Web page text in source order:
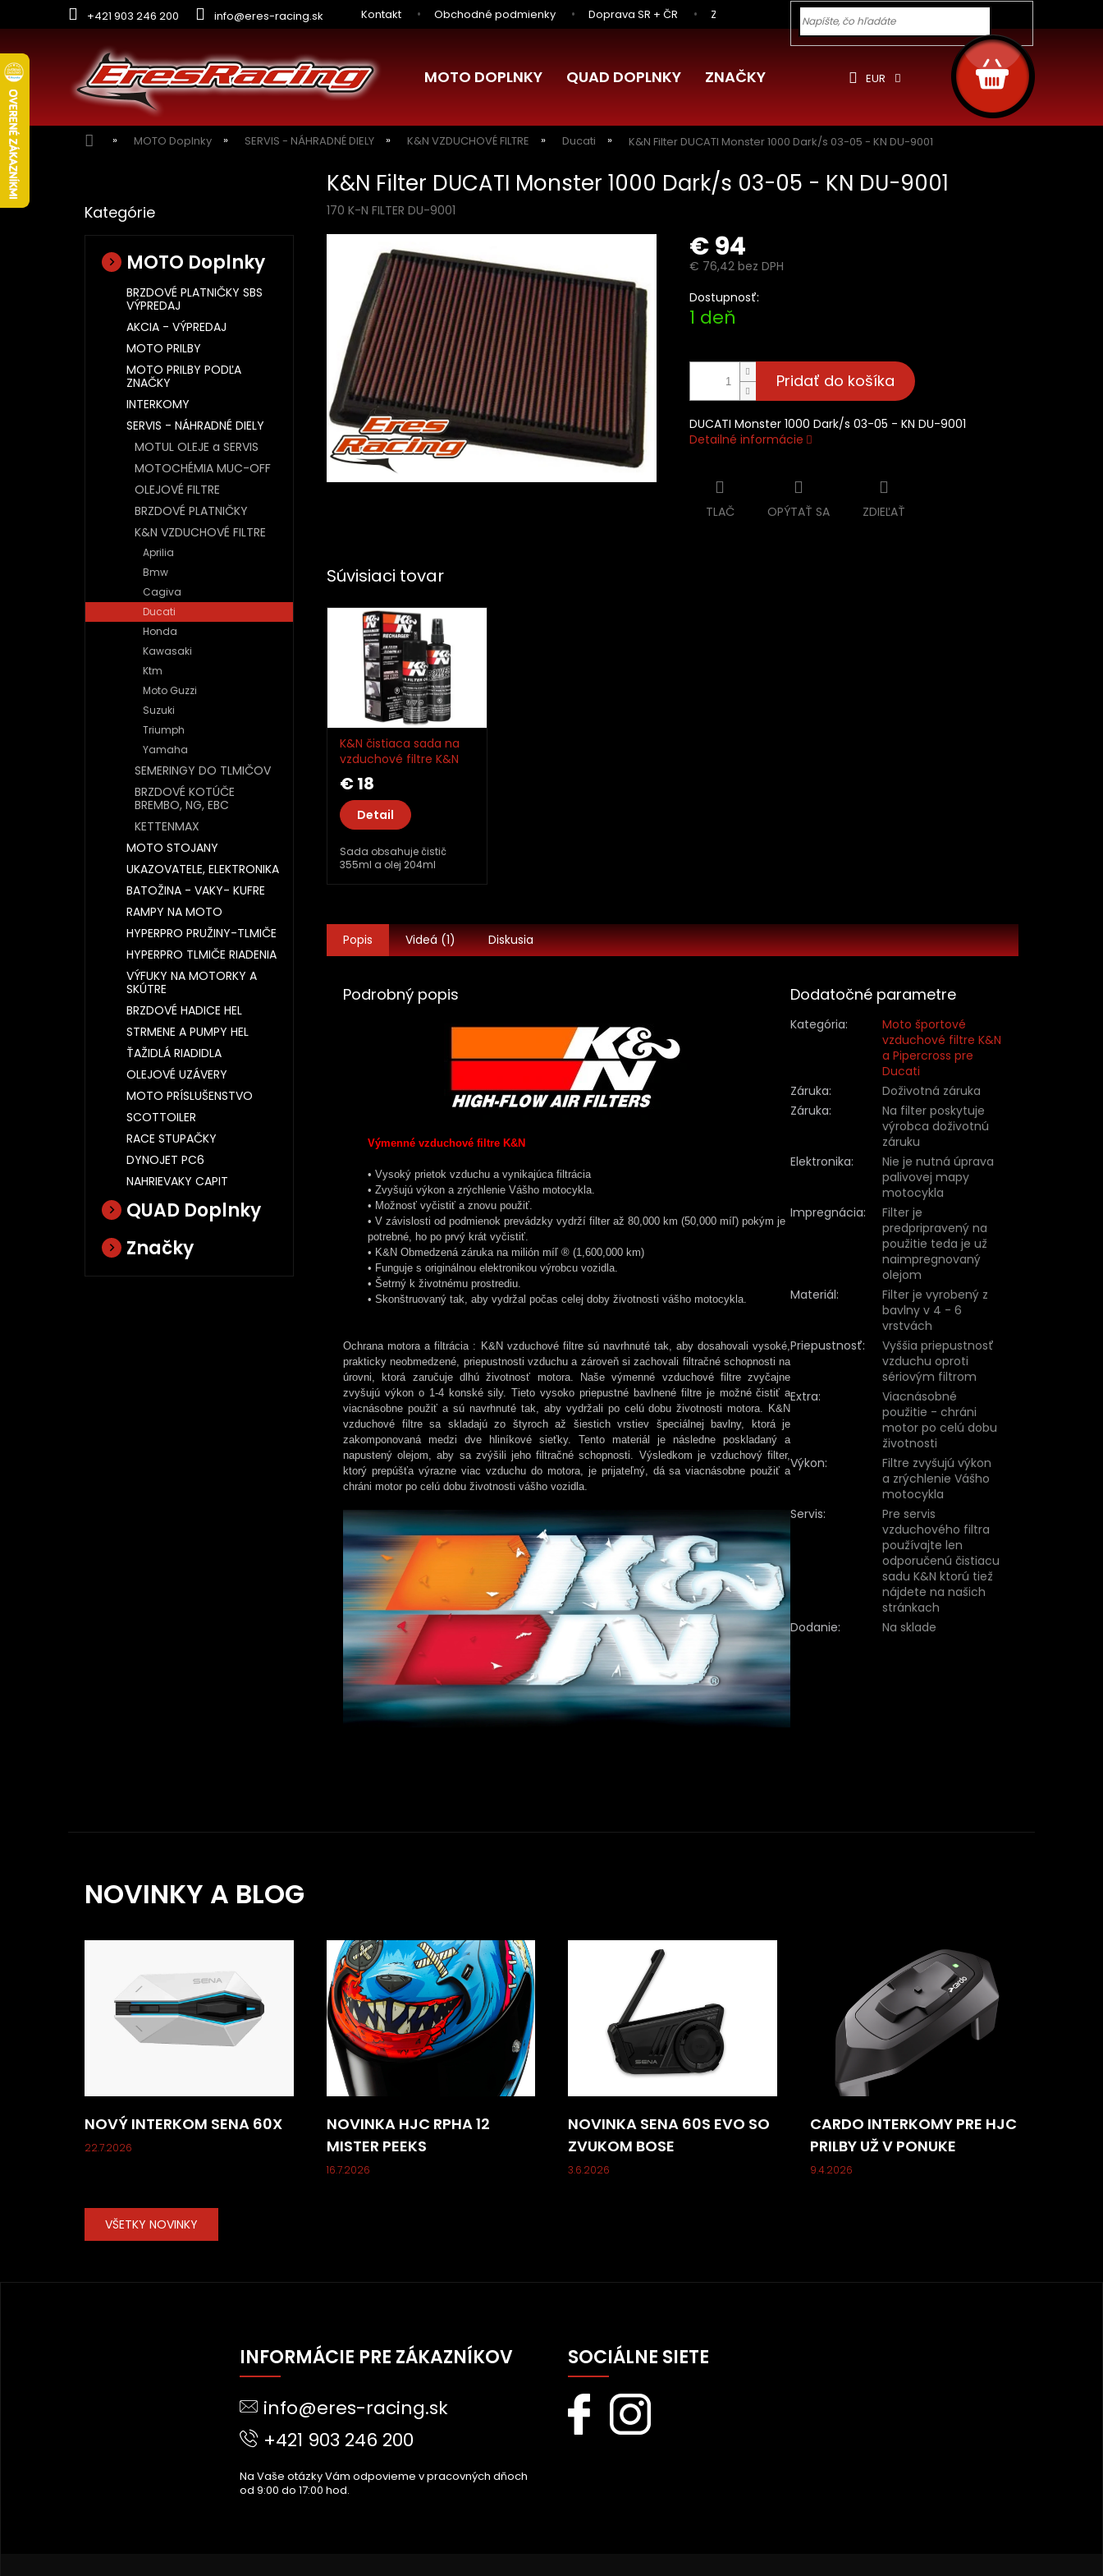
+421 903 246 200 info@eres-racing.sk Kontakt Obchodné podmienky Doprava SR + ČR Zľavy pre Vás Ochrana osobných údajov
EUR
NÁKUPNÝ
KOŠÍK
MOTO DOPLNKY QUAD DOPLNKY ZNAČKY
DomovMOTO Doplnky SERVIS - NÁHRADNÉ DIELY K&N VZDUCHOVÉ FILTRE Ducati K&N Filter DUCATI Monster 1000 Dark/s 03-05 - KN DU-9001
kategórie
Kategórie
MOTO Doplnky
BRZDOVÉ PLATNIČKY SBS
VÝPREDAJ
AKCIA - VÝPREDAJ
MOTO PRILBY
MOTO PRILBY PODĽA
ZNAČKY
INTERKOMY
SERVIS - NÁHRADNÉ DIELY
MOTUL OLEJE a SERVIS
MOTOCHÉMIA MUC-OFF
OLEJOVÉ FILTRE
BRZDOVÉ PLATNIČKY
K&N VZDUCHOVÉ FILTRE
Aprilia
Bmw
Cagiva
Ducati
Honda
Kawasaki
Ktm
Moto Guzzi
Suzuki
Triumph
Yamaha
SEMERINGY DO TLMIČOV
BRZDOVÉ KOTÚČE
BREMBO, NG, EBC
KETTENMAX
MOTO STOJANY
UKAZOVATELE, ELEKTRONIKA
BATOŽINA - VAKY- KUFRE
RAMPY NA MOTO
HYPERPRO PRUŽINY-TLMIČE
HYPERPRO TLMIČE RIADENIA
VÝFUKY NA MOTORKY A
SKÚTRE
BRZDOVÉ HADICE HEL
STRMENE A PUMPY HEL
ŤAŽIDLÁ RIADIDLA
OLEJOVÉ UZÁVERY
MOTO PRÍSLUŠENSTVO
SCOTTOILER
RACE STUPAČKY
DYNOJET PC6
NAHRIEVAKY CAPIT
QUAD Doplnky
Značky
K&N Filter DUCATI Monster 1000 Dark/s 03-05 - KN DU-9001
170 K-N FILTER DU-9001
€ 94
€ 76,42 bez DPH
Jednotková
cena:
Dostupnosť:
1 deň
Pridať do košíka
DUCATI Monster 1000 Dark/s 03-05 - KN DU-9001
Detailné informácie
TLAČ OPÝTAŤ SA ZDIEĽAŤ
Súvisiaci tovar
K&N čistiaca sada na
vzduchové filtre K&N
čistič, olej
€ 18
Detail
Sada obsahuje čistič
355ml a olej 204ml
Popis Videá (1) Diskusia
Podrobný popis
Výmenné vzduchové filtre K&N
• Vysoký prietok vzduchu a vynikajúca filtrácia
• Zvyšujú výkon a zrýchlenie Vášho motocykla.
• Možnosť vyčistiť a znovu použiť.
• V závislosti od podmienok prevádzky vydrží filter až 80,000 km (50,000 míľ) pokým je
potrebné, ho po prvý krát vyčistiť.
• K&N Obmedzená záruka na milión míľ ® (1,600,000 km)
• Funguje s originálnou elektronikou výrobcu vozidla.
• Šetrný k životnému prostrediu.
• Skonštruovaný tak, aby vydržal počas celej doby životnosti vášho motocykla.
Ochrana motora a filtrácia : K&N vzduchové filtre sú navrhnuté tak, aby dosahovali vysoké,
prakticky neobmedzené, priepustnosti vzduchu a zároveň si zachovali filtračné schopnosti na
úrovni, ktorá zaručuje dlhú životnosť motora. Naše výmenné vzduchové filtre zvyčajne
zvyšujú výkon o 1-4 konské sily. Tieto vysoko priepustné bavlnené filtre je možné čistiť a
viacnásobne použiť a sú navrhnuté tak, aby vydržali po celú dobu životnosti motora. K&N
vzduchové filtre sa skladajú zo štyroch až šiestich vrstiev špeciálnej bavlny, ktorá je
zakomponovaná medzi dve hliníkové sieťky. Tento materiál je následne poskladaný a
napustený olejom, aby sa zvýšili jeho filtračné schopnosti. Výsledkom je vzduchový filter,
ktorý prepúšťa výrazne viac vzduchu do motora, je prijateľný, dá sa viacnásobne použiť a
chráni motor po celú dobu životnosti vášho vozidla.
Dodatočné parametre
Kategória:
Moto športové
vzduchové filtre K&N
a Pipercross pre
Ducati
Záruka:
Doživotná záruka
Záruka:
Na filter poskytuje
výrobca doživotnú
záruku
Elektronika:
Nie je nutná úprava
palivovej mapy
motocykla
Impregnácia:
Filter je
predpripravený na
použitie teda je už
naimpregnovaný
olejom
Materiál:
Filter je vyrobený z
bavlny v 4 - 6
vrstvách
Priepustnosť:
Vyššia priepustnosť
vzduchu oproti
sériovým filtrom
Extra:
Viacnásobné
použitie - chráni
motor po celú dobu
životnosti
Výkon:
Filtre zvyšujú výkon
a zrýchlenie Vášho
motocykla
Servis:
Pre servis
vzduchového filtra
používajte len
odporučenú čistiacu
sadu K&N ktorú tiež
nájdete na našich
stránkach
Dodanie: Na sklade
NOVINKY A BLOG
NOVÝ INTERKOM SENA 60X
22.7.2026
NOVINKA HJC RPHA 12
MISTER PEEKS
16.7.2026
NOVINKA SENA 60S EVO SO
ZVUKOM BOSE
3.6.2026
CARDO INTERKOMY PRE HJC
PRILBY UŽ V PONUKE
9.4.2026
VŠETKY NOVINKY
INFORMÁCIE PRE ZÁKAZNÍKOV
info@eres-racing.sk
+421 903 246 200
Na Vaše otázky Vám odpovieme v pracovných dňoch
od 9:00 do 17:00 hod.
SOCIÁLNE SIETE